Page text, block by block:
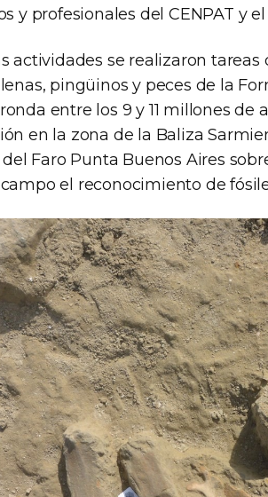
y profesionales del CENPAT y el
actividades se realizaron
pingüinos y peces de la
entre los 9 y 11 millones de
en la zona de la Baliza
Faro Punta Buenos Aires
el reconocimiento de